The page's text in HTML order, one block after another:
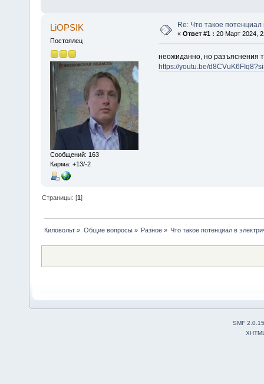
LiOPSIK
Постоялец
Сообщений: 163
Карма: +13/-2
Re: Что такое потенциал
« Ответ #1 : 20 Март 2024,
неожиданно, но разъяснения
https://youtu.be/
Страницы: [1]
Киловольт » Общие вопросы» Разное» Что такое потенциал в
SMF 2.0.15